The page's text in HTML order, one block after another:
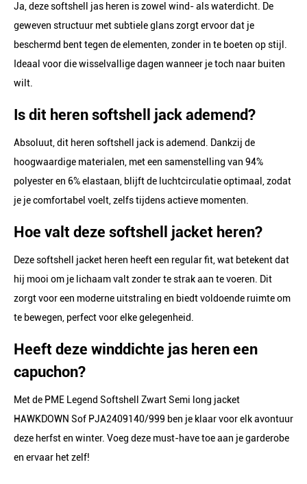
Ja, deze softshell jas heren is zowel wind- als waterdicht. De
geweven structuur met subtiele glans zorgt ervoor dat je
beschermd bent tegen de elementen, zonder in te boeten op stijl.
Ideaal voor die wisselvallige dagen wanneer je toch naar buiten
wilt.
Is dit heren softshell jack ademend?
Absoluut, dit heren softshell jack is ademend. Dankzij de
hoogwaardige materialen, met een samenstelling van 94%
polyester en 6% elastaan, blijft de luchtcirculatie optimaal, zodat
je je comfortabel voelt, zelfs tijdens actieve momenten.
Hoe valt deze softshell jacket heren?
Deze softshell jacket heren heeft een regular fit, wat betekent dat
hij mooi om je lichaam valt zonder te strak aan te voeren. Dit
zorgt voor een moderne uitstraling en biedt voldoende ruimte om
te bewegen, perfect voor elke gelegenheid.
Heeft deze winddichte jas heren een
capuchon?
Met de PME Legend Softshell Zwart Semi long jacket
HAWKDOWN Sof PJA2409140/999 ben je klaar voor elk avontuur
deze herfst en winter. Voeg deze must-have toe aan je garderobe
en ervaar het zelf!